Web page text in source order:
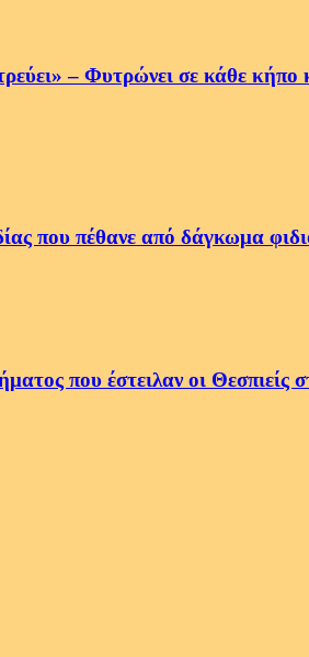
– Φυτρώνει σε κάθε κήπο
που πέθανε από δάγκωμα
που έστειλαν οι Θεσπιείς